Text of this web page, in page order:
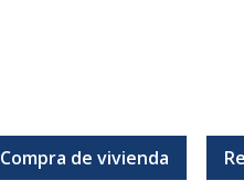
Compra de vivienda